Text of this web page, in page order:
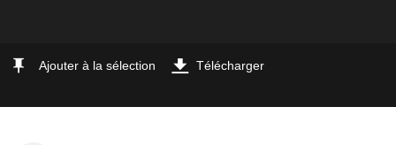
Ajouter à la sélection Télécharger